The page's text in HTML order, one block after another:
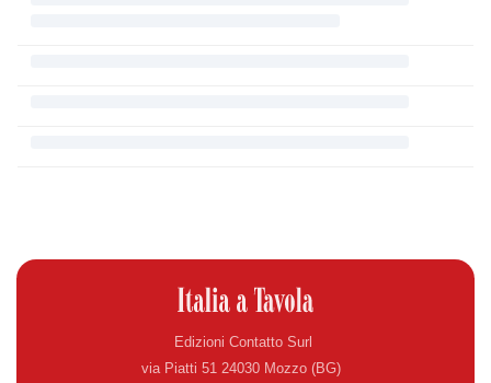
Edizioni Contatto Surl
via Piatti 51 24030 Mozzo (BG)